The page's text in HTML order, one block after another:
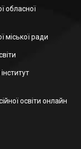
обласної
міської ради
освіти онлайн